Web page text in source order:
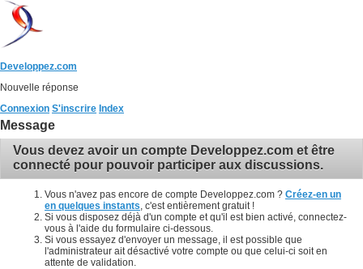
Developpez.com
Nouvelle réponse
Connexion S'inscrire Index
Message
Vous devez avoir un compte Developpez.com et être
connecté pour pouvoir participer aux discussions.
Vous n'avez pas encore de compte Developpez.com ? Créez-en un
en quelques instants , c'est entièrement gratuit !
Si vous disposez déjà d'un compte et qu'il est bien activé, connectez-
vous à l'aide du formulaire ci-dessous.
Si vous essayez d'envoyer un message, il est possible que
l'administrateur ait désactivé votre compte ou que celui-ci soit en
attente de validation.